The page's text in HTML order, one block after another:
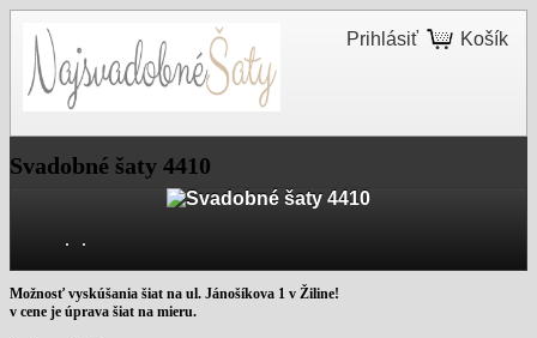
Košík
Prihlásiť
Svadobné šaty 4410
Možnosť vyskúšania šiat na ul. Jánošíkova 1 v Žiline!
v cene je úprava šiat na mieru.